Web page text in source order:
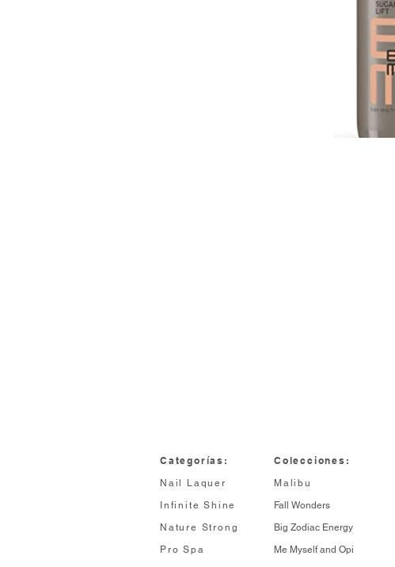
Categorías:
Nail Laquer
Infinite Shine
Nature Strong
Pro Spa
Colecciones:
Malibu
Fall Wonders
Big Zodiac Energy
Me Myself and Opi